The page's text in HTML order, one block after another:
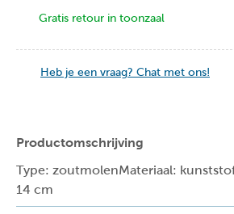
Gratis retour in toonzaal
Heb je een vraag? Chat met ons!
Productomschrijving
Type: zoutmolenMateriaal:
14 cm